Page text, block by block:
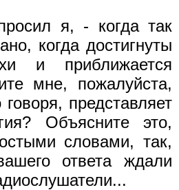
я, - когда так
когда достигнуты
и приближается
мне, пожалуйста,
представляет
Объясните это,
словами, так,
ответа ждали